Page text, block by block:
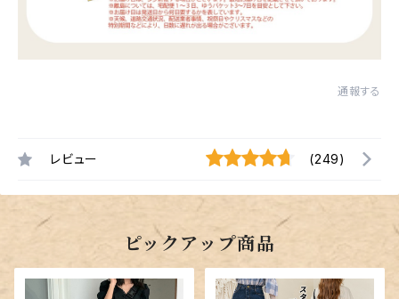
通報する
レビュー (249)
ピックアップ商品